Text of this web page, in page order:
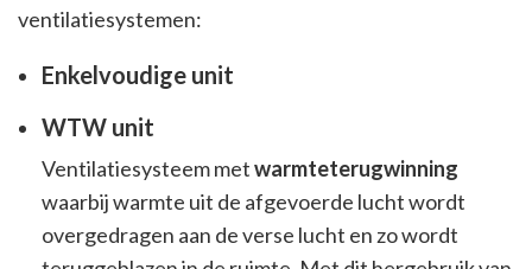
ventilatiesystemen:
Enkelvoudige unit
WTW unit
Ventilatiesysteem metwarmteterugwinning
waarbij warmte uit de afgevoerde lucht wordt
overgedragen aan de verse lucht en zo wordt